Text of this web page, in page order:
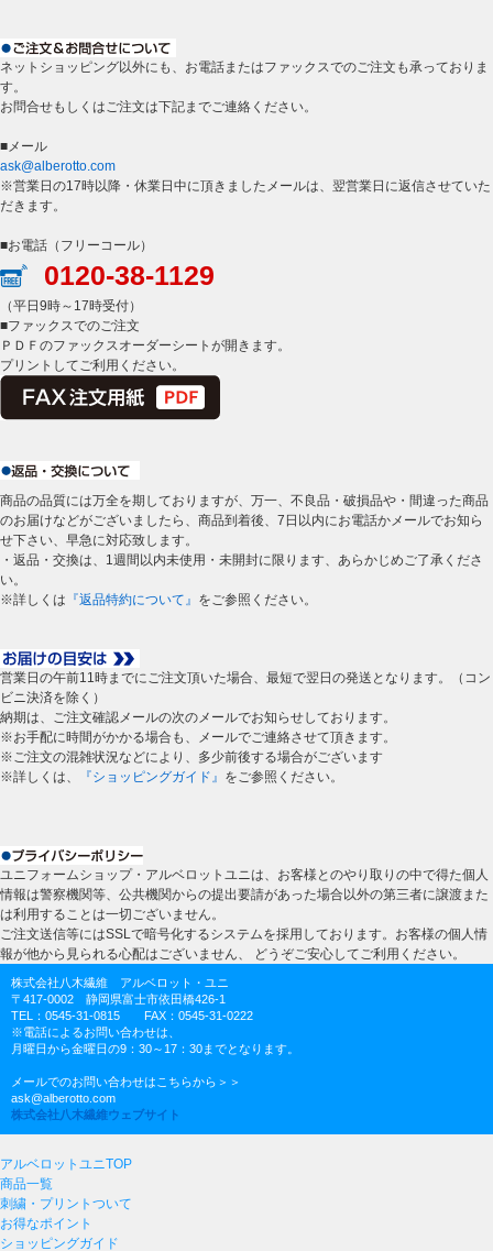
ネットショッピング以外にも、お電話またはファックスでのご注文も承っておりま
す。
お問合せもしくはご注文は下記までご連絡ください。
■メール
ask@alberotto.com
※営業日の17時以降・休業日中に頂きましたメールは、翌営業日に返信させていた
だきます。
■お電話（フリーコール）
0120-38-1129
（平日9時～17時受付）
■ファックスでのご注文
ＰＤＦのファックスオーダーシートが開きます。
プリントしてご利用ください。
商品の品質には万全を期しておりますが、万一、不良品・破損品や・間違った商品
のお届けなどがございましたら、商品到着後、7日以内にお電話かメールでお知ら
せ下さい、早急に対応致します。
・返品・交換は、1週間以内未使用・未開封に限ります、あらかじめご了承くださ
い。
※詳しくは 『返品特約について』 をご参照ください。
営業日の午前11時までにご注文頂いた場合、最短で翌日の発送となります。（コン
ビニ決済を除く）
納期は、ご注文確認メールの次のメールでお知らせしております。
※お手配に時間がかかる場合も、メールでご連絡させて頂きます。
※ご注文の混雑状況などにより、多少前後する場合がございます
※詳しくは、
『ショッピングガイド』 をご参照ください。
ユニフォームショップ・アルベロットユニは、お客様とのやり取りの中で得た個人
情報は警察機関等、公共機関からの提出要請があった場合以外の第三者に譲渡また
は利用することは一切ございません。
ご注文送信等にはSSLで暗号化するシステムを採用しております。お客様の個人情
報が他から見られる心配はございません、 どうぞご安心してご利用ください。
株式会社八木繊維 アルベロット・ユニ
〒417-0002 静岡県富士市依田橋426-1
TEL：0545-31-0815 FAX：0545-31-0222
※電話によるお問い合わせは、
月曜日から金曜日の9：30～17：30までとなります。
メールでのお問い合わせはこちらから＞＞
ask@alberotto.com
株式会社八木繊維ウェブサイト
アルベロットユニTOP
商品一覧
刺繍・プリントついて
お得なポイント
ショッピングガイド